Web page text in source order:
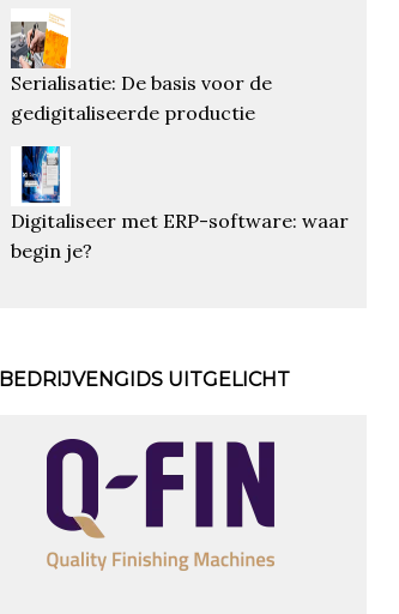
Serialisatie: De basis voor de
gedigitaliseerde productie
Digitaliseer met ERP-software: waar
begin je?
BEDRIJVENGIDS UITGELICHT